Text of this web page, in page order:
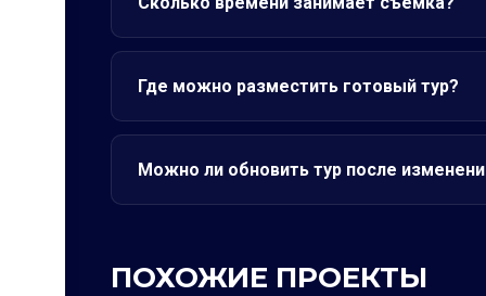
Где можно разместить готовый тур?
Можно ли обновить тур после
ПОХОЖИЕ ПРОЕКТЫ